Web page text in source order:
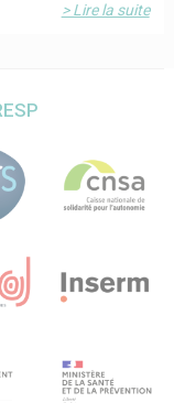
> Lire la suite